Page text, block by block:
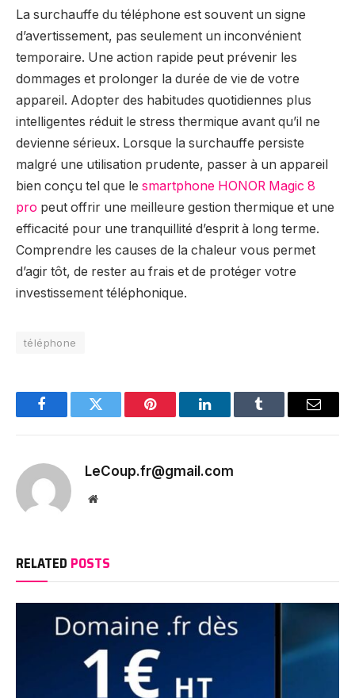
La surchauffe du téléphone est souvent un signe
d’avertissement, pas seulement un inconvénient
temporaire. Une action rapide peut prévenir les
dommages et prolonger la durée de vie de votre
appareil. Adopter des habitudes quotidiennes plus
intelligentes réduit le stress thermique avant qu’il ne
devienne sérieux. Lorsque la surchauffe persiste
malgré une utilisation prudente, passer à un appareil
bien conçu tel que le smartphone HONOR Magic 8
pro peut offrir une meilleure gestion thermique et une
efficacité pour une tranquillité d’esprit à long terme.
Comprendre les causes de la chaleur vous permet
d’agir tôt, de rester au frais et de protéger votre
investissement téléphonique.
téléphone
FacebookTwitter Pinterest LinkedInTumblr Email
LeCoup.fr@gmail.com
Website
RELATED POSTS